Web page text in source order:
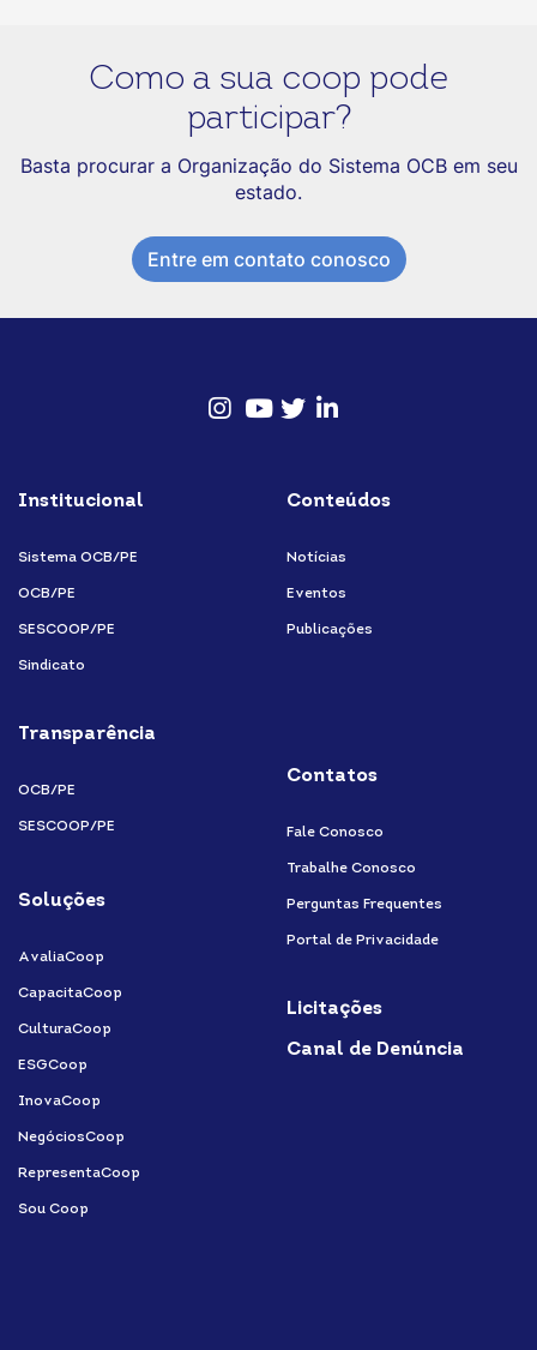
Como a sua coop pode
participar?
Basta procurar a Organização do Sistema OCB em seu
estado.
Entre em contato conosco
Institucional
Sistema OCB/PE
OCB/PE
SESCOOP/PE
Sindicato
Transparência
OCB/PE
SESCOOP/PE
Soluções
AvaliaCoop
CapacitaCoop
CulturaCoop
ESGCoop
InovaCoop
NegóciosCoop
RepresentaCoop
Sou Coop
Conteúdos
Notícias
Eventos
Publicações
Contatos
Fale Conosco
Trabalhe Conosco
Perguntas Frequentes
Portal de Privacidade
Licitações
Canal de Denúncia